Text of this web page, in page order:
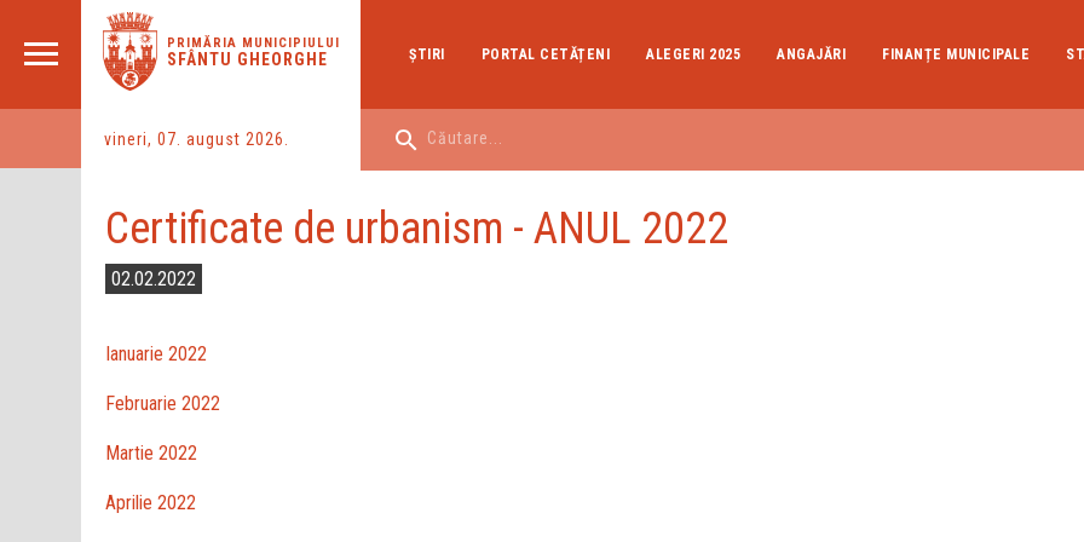
PRIMĂRIA MUNICIPIULUI
SFÂNTU GHEORGHE
vineri, 07. august 2026.
ŞTIRI PORTAL CETĂȚENI ALEGERI 2025 ANGAJĂRI FINANȚE MUNICIPALE
Certificate de urbanism - ANUL 2022
02.02.2022
Ianuarie 2022
Februarie 2022
Martie 2022
Aprilie 2022